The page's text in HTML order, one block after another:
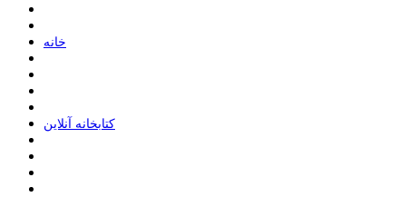
ﺧﺎﻧﻪ
ﮐﺘﺎﺑﺨﺎﻧﻪ ﺁﻧﻼﯾﻦ